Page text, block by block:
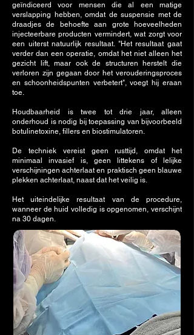
geïndiceerd voor mensen die al een matige
verslapping hebben, omdat de suspensie met de
draadjes de behoefte aan grote hoeveelheden
injecteerbare producten vermindert, wat zorgt voor
een uiterst natuurlijk resultaat. "Het resultaat gaat
verder dan een operatie, omdat het niet alleen het
gezicht lift, maar ook de structuren herstelt die
verloren zijn gegaan door het verouderingsproces
en schoonheidspunten verbetert", voegt hij eraan
toe.
Houdbaarheid is twee tot drie jaar, alleen
onderhoud is nodig bij toepassing van bijvoorbeeld
botulinetoxine, fillers en biostimulatoren.
De techniek vereist geen rusttijd, omdat het
minimaal invasief is, geen littekens of lelijke
verschijningen achterlaat en praktisch geen blauwe
plekken achterlaat, naast dat het veilig is.
Het uiteindelijke resultaat van de procedure,
wanneer de huid volledig is opgenomen, verschijnt
na 30 dagen.